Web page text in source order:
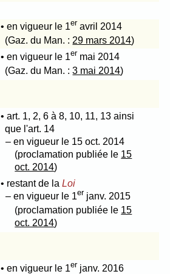
• en vigueur le 1er avril 2014
(Gaz. du Man. : 29 mars 2014)
• en vigueur le 1er mai 2014
(Gaz. du Man. :3 mai 2014)
• art. 1, 2, 6 à 8, 10, 11, 13 ainsi
que l'art. 14
– en vigueur le 15 oct. 2014
(proclamation publiée le 15
oct. 2014)
• restant de la Loi
– en vigueur le 1er janv. 2015
(proclamation publiée le 15
oct. 2014)
• en vigueur le 1er janv. 2016